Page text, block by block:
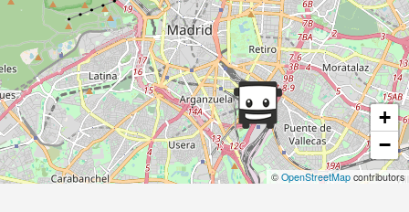
+
−
© OpenStreetMap contributors